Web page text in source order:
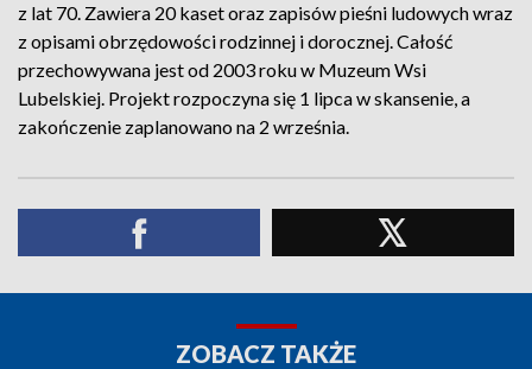
z lat 70. Zawiera 20 kaset oraz zapisów pieśni ludowych wraz
z opisami obrzędowości rodzinnej i dorocznej. Całość
przechowywana jest od 2003 roku w Muzeum Wsi
Lubelskiej. Projekt rozpoczyna się 1 lipca w skansenie, a
zakończenie zaplanowano na 2 września.
ZOBACZ TAKŻE